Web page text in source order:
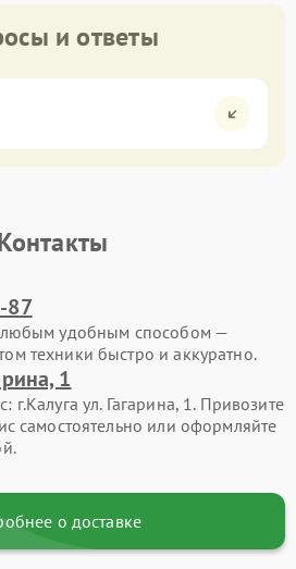
и ответы
87
любым удобным способом —
техники быстро и аккуратно.
1
г.Калуга ул. Гагарина, 1. Привозите
самостоятельно или оформляйте
о доставке